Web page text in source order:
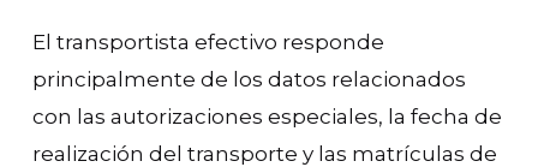
El transportista efectivo responde
principalmente de los datos relacionados
con las autorizaciones especiales, la fecha de
realización del transporte y las matrículas de